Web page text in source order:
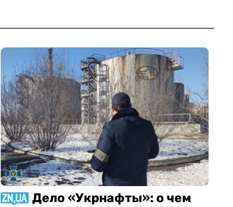
Дело «Укрнафты»: о чем